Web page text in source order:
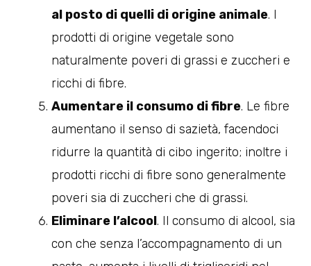
al posto di quelli di origine animale. I
prodotti di origine vegetale sono
naturalmente poveri di grassi e zuccheri e
ricchi di fibre.
Aumentare il consumo di fibre. Le fibre
aumentano il senso di sazietà, facendoci
ridurre la quantità di cibo ingerito; inoltre i
prodotti ricchi di fibre sono generalmente
poveri sia di zuccheri che di grassi.
Eliminare l’alcool. Il consumo di alcool, sia
con che senza l’accompagnamento di un